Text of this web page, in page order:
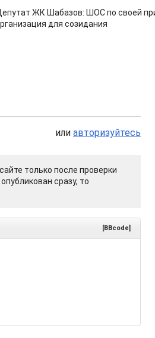
ЖК Шабазов: ШОС по своей
для созидания
или авторизуйтесь
только после проверки
сразу, то
[BBcode]